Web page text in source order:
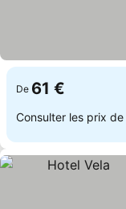
De 61 €
Consulter les prix de